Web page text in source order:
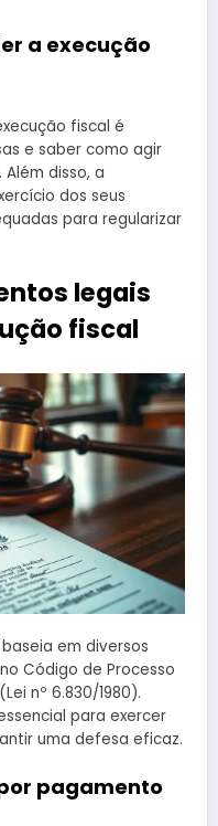
a execução
fiscal é
e saber como agir
disso, a
dos seus
para regularizar
legais
fiscal
em diversos
Código de Processo
nº 6.830/1980).
para exercer
uma defesa eficaz.
pagamento